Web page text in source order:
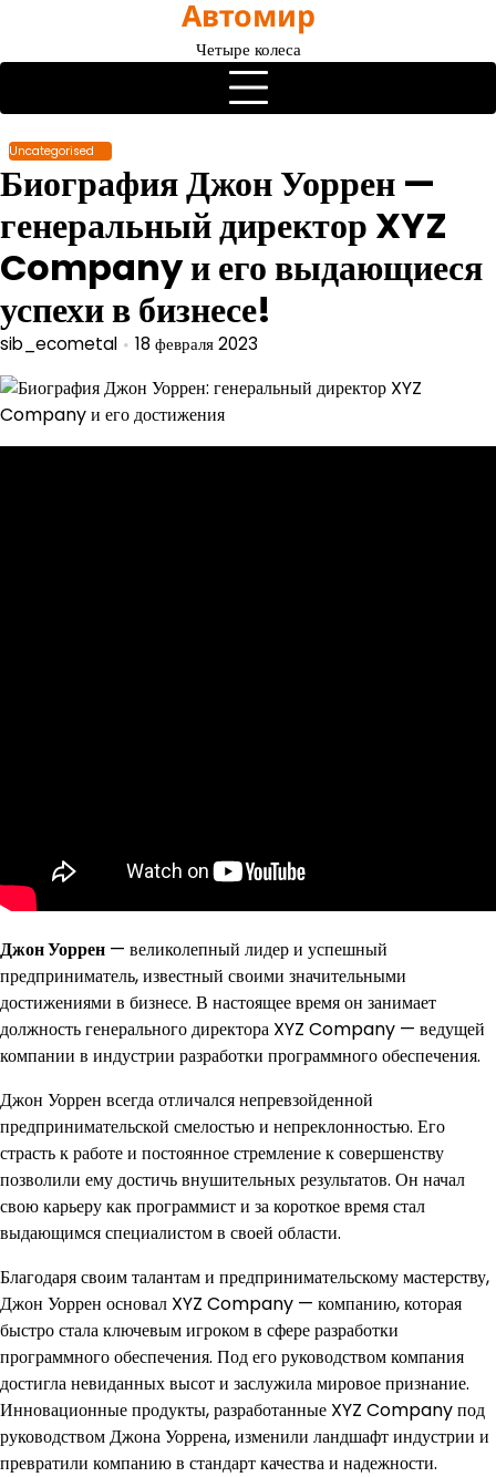
содержимому
Автомир
Четыре колеса
Uncategorised
Биография Джон Уоррен —
генеральный директор XYZ
Company и его выдающиеся
успехи в бизнесе!
sib_ecometal 18 февраля 2023
Джон Уоррен — великолепный лидер и успешный
предприниматель, известный своими значительными
достижениями в бизнесе. В настоящее время он занимает
должность генерального директора XYZ Company — ведущей
компании в индустрии разработки программного обеспечения.
Джон Уоррен всегда отличался непревзойденной
предпринимательской смелостью и непреклонностью. Его
страсть к работе и постоянное стремление к совершенству
позволили ему достичь внушительных результатов. Он начал
свою карьеру как программист и за короткое время стал
выдающимся специалистом в своей области.
Благодаря своим талантам и предпринимательскому мастерству,
Джон Уоррен основал XYZ Company — компанию, которая
быстро стала ключевым игроком в сфере разработки
программного обеспечения. Под его руководством компания
достигла невиданных высот и заслужила мировое признание.
Инновационные продукты, разработанные XYZ Company под
руководством Джона Уоррена, изменили ландшафт индустрии и
превратили компанию в стандарт качества и надежности.